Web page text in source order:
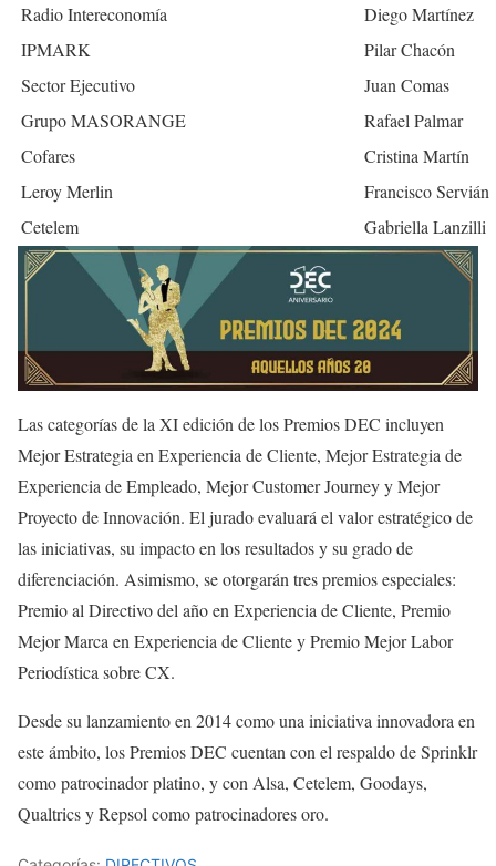
Radio Intereconomía
Diego Martínez
IPMARK
Pilar Chacón
Sector Ejecutivo
Juan Comas
Grupo MASORANGE
Rafael Palmar
Cofares
Cristina Martín
Leroy Merlin
Francisco Servián
Cetelem
Gabriella Lanzilli
Las categorías de la XI edición de los Premios DEC incluyen
Mejor Estrategia en Experiencia de Cliente, Mejor Estrategia de
Experiencia de Empleado, Mejor Customer Journey y Mejor
Proyecto de Innovación. El jurado evaluará el valor estratégico de
las iniciativas, su impacto en los resultados y su grado de
diferenciación. Asimismo, se otorgarán tres premios especiales:
Premio al Directivo del año en Experiencia de Cliente, Premio
Mejor Marca en Experiencia de Cliente y Premio Mejor Labor
Periodística sobre CX.
Desde su lanzamiento en 2014 como una iniciativa innovadora en
este ámbito, los Premios DEC cuentan con el respaldo de Sprinklr
como patrocinador platino, y con Alsa, Cetelem, Goodays,
Qualtrics y Repsol como patrocinadores oro.